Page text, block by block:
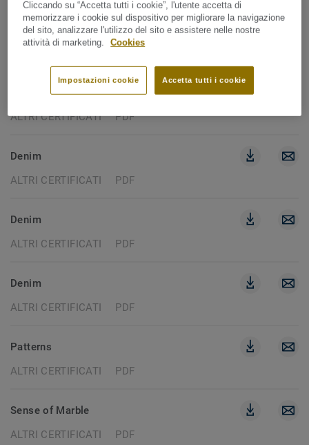
Vintage
ALTRI CERTIFICATI
PDF
Denim
ALTRI CERTIFICATI
PDF
Denim
ALTRI CERTIFICATI
PDF
Denim
ALTRI CERTIFICATI
PDF
Patterns
ALTRI CERTIFICATI
PDF
Sense of Marble
ALTRI CERTIFICATI
PDF
Cliccando su “Accetta tutti i cookie”, l'utente accetta di
memorizzare i cookie sul dispositivo per migliorare la navigazione
del sito, analizzare l'utilizzo del sito e assistere nelle nostre
attività di marketing.
Cookies
Accetta tutti i cookie
Impostazioni cookie